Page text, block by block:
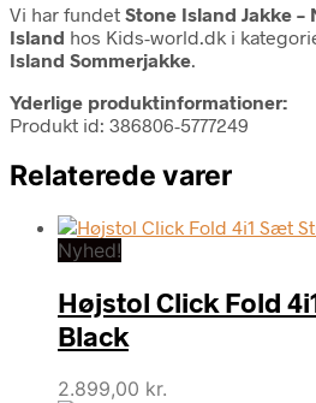
Vi har fundet Stone Island Jakke –
Island hos Kids-world.dk i
Island Sommerjakke.
Yderlige produktinformationer:
Produkt id: 386806-5777249
Relaterede varer
Nyhed!
Højstol Click Fold
Black
2.899,00 kr.